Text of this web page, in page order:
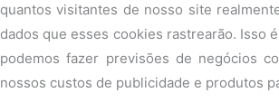
quantos visitantes de nosso site
dados que esses cookies rastrearão. Isso
podemos fazer previsões de negócios
nossos custos de publicidade e produtos